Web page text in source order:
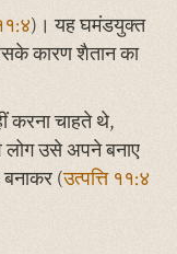
)। यह घमंडयुक्त
कारण शैतान का
करना चाहते थे,
लोग उसे अपने बनाए
बनाकर (उत्पत्ति ११:४